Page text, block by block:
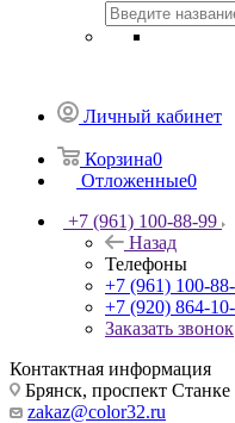
Личный кабинет
Корзина0
Отложенные0
+7 (961) 100-88-99
Назад
Телефоны
+7 (961) 100-
+7 (920) 864-
Заказать звонок
Контактная информация
Брянск, проспект
zakaz@color32.ru